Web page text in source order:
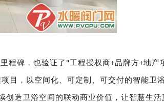
程碑，也验证了 " 工程授权商+品牌方+地产
目，以空间化、可定制、可交付的智能卫
创造卫浴空间的联动商业价值，让智慧生活